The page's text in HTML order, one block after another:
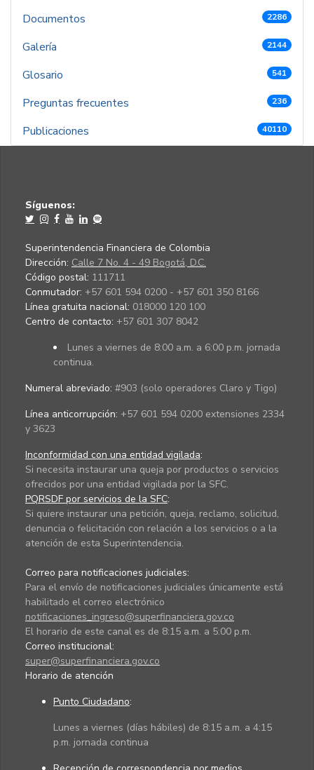
Documentos 2286
Galería 2144
Glosario 541
Preguntas frecuentes 236
Publicaciones 40110
Síguenos:
Superintendencia Financiera de Colombia
Dirección: Calle 7 No. 4 - 49 Bogotá, D.C.
Código postal: 111711
Conmutador: +57 601 594 0200 - +57 601 350 8166
Línea gratuita nacional: 018000 120 100
Centro de contacto: +57 601 307 8042
Lunes a viernes de 8:00 a.m. a 6:00 p.m. jornada
continua.
Numeral abreviado: #903 (solo operadores Claro y Tigo)
Línea anticorrupción: +57 601 594 0200 extensiones 2334
y 3623
Inconformidad con una entidad vigilada:
Si necesita instaurar una queja por productos o servicios
ofrecidos por una entidad vigilada por la SFC.
PQRSDF por servicios de la SFC:
Si quiere instaurar una petición, queja, reclamo, solicitud,
denuncia o felicitación con relación a los servicios o a la
atención de esta Superintendencia.
Correo para notificaciones judiciales:
Para el envío de notificaciones judiciales únicamente está
habilitado el correo electrónico
notificaciones_ingreso@superfinanciera.gov.co
El horario de este canal es de 8:15 a.m. a 5:00 p.m.
Correo institucional:
super@superfinanciera.gov.co
Horario de atención
Punto Ciudadano:
Lunes a viernes (días hábiles) de 8:15 a.m. a 4:15
p.m. jornada continua